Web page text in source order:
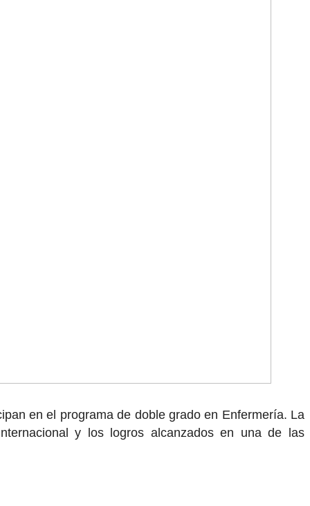
en el programa de doble grado en Enfermería. La
y los logros alcanzados en una de las